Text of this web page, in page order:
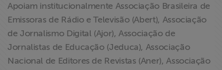
Apoiam institucionalmente Associação Brasileira de
Emissoras de Rádio e Televisão (Abert), Associação
de Jornalismo Digital (Ajor), Associação de
Jornalistas de Educação (Jeduca), Associação
Nacional de Editores de Revistas (Aner), Associação